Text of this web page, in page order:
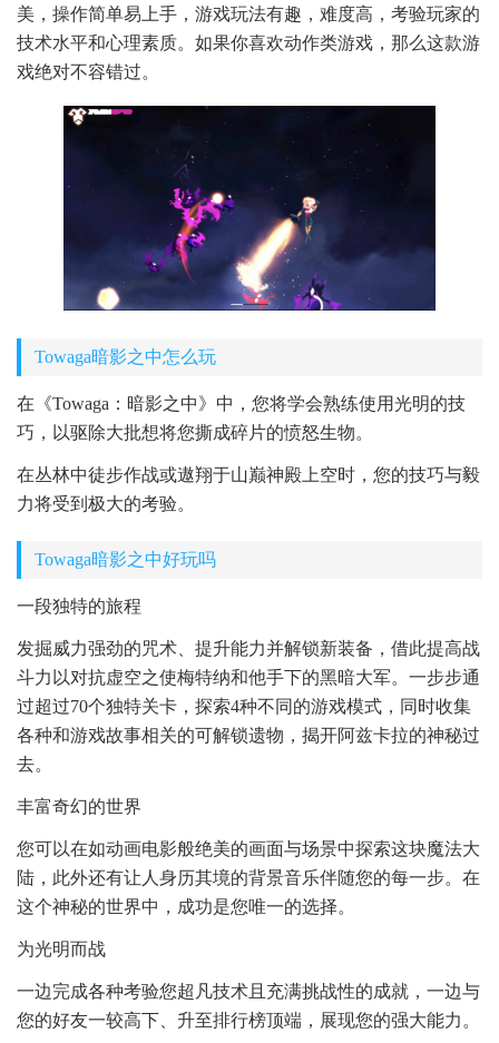
美，操作简单易上手，游戏玩法有趣，难度高，考验玩家的
技术水平和心理素质。如果你喜欢动作类游戏，那么这款游
戏绝对不容错过。
Towaga暗影之中怎么玩
在《Towaga：暗影之中》中，您将学会熟练使用光明的技
巧，以驱除大批想将您撕成碎片的愤怒生物。
在丛林中徒步作战或遨翔于山巅神殿上空时，您的技巧与毅
力将受到极大的考验。
Towaga暗影之中好玩吗
一段独特的旅程
发掘威力强劲的咒术、提升能力并解锁新装备，借此提高战
斗力以对抗虚空之使梅特纳和他手下的黑暗大军。一步步通
过超过70个独特关卡，探索4种不同的游戏模式，同时收集
各种和游戏故事相关的可解锁遗物，揭开阿兹卡拉的神秘过
去。
丰富奇幻的世界
您可以在如动画电影般绝美的画面与场景中探索这块魔法大
陆，此外还有让人身历其境的背景音乐伴随您的每一步。在
这个神秘的世界中，成功是您唯一的选择。
为光明而战
一边完成各种考验您超凡技术且充满挑战性的成就，一边与
您的好友一较高下、升至排行榜顶端，展现您的强大能力。